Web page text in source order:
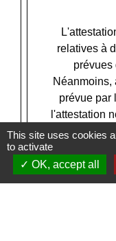
relatives à
prévues
Néanmoins,
prévue par
l'attestation
de
minimales
ne peut
This site uses cookies
to activate
OK, accept all